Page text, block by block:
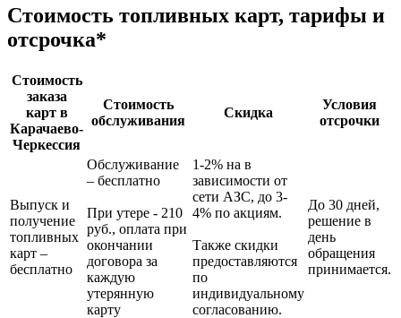
Стоимость топливных карт, тарифы и
отсрочка*
Стоимость
заказа
карт в
Карачаево-
Черкессия
Стоимость
обслуживания
Скидка
Условия
отсрочки
Выпуск и
получение
топливных
карт –
бесплатно
Обслуживание
– бесплатно
При утере - 210
руб., оплата при
окончании
договора за
каждую
утерянную
карту
1-2% на в
зависимости от
сети АЗС, до 3-
4% по акциям.
Также скидки
предоставляются
по
индивидуальному
согласованию.
До 30 дней,
решение в
день
обращения
принимается.